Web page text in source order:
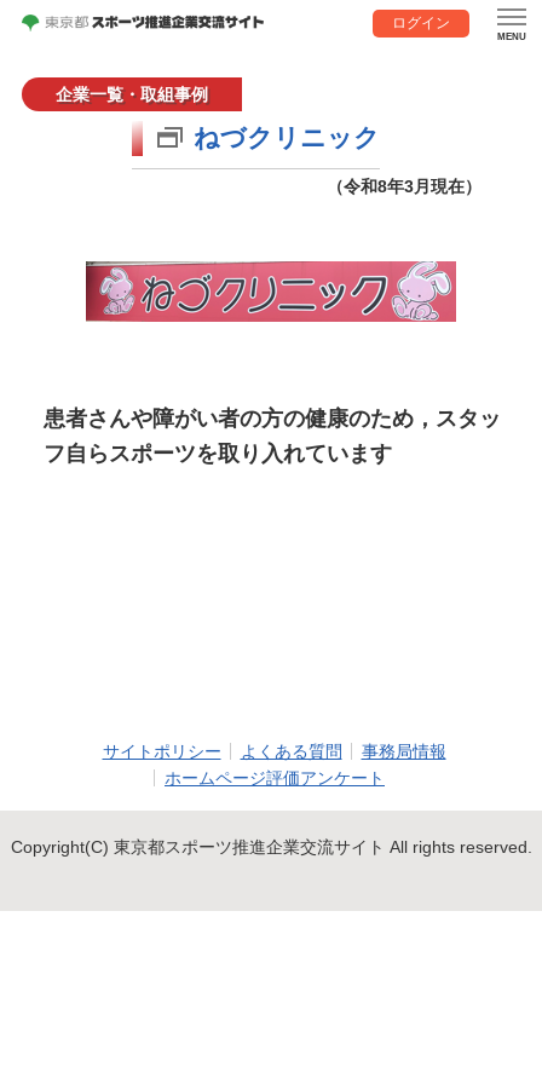
ログイン
企業一覧・取組事例
ねづクリニック
（令和8年3月現在）
患者さんや障がい者の方の健康のため，スタッ
フ自らスポーツを取り入れています
サイトポリシー よくある質問
事務局情報
ホームページ評価アンケート
Copyright(C) 東京都スポーツ推進企業交流サイト All rights reserved.